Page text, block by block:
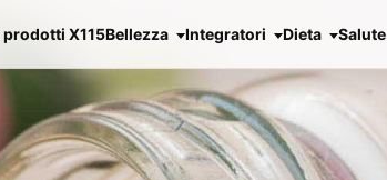
prodotti X115Bellezza Integratori Dieta Salute